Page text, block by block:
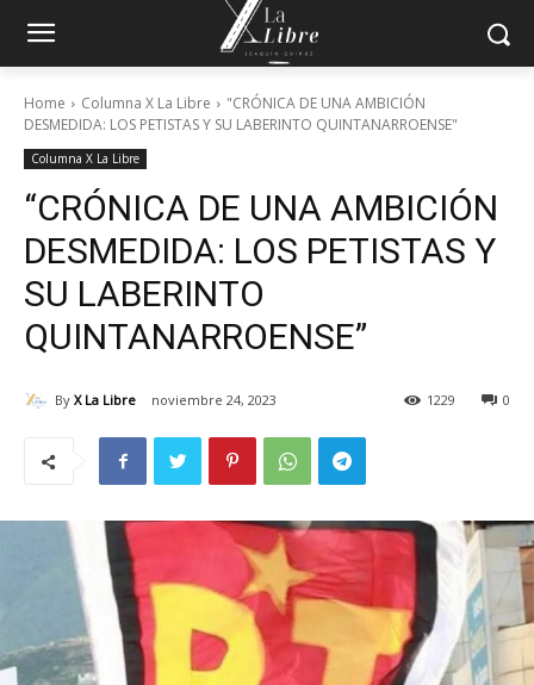
Home Columna X La Libre
"CRÓNICA DE UNA AMBICIÓN
DESMEDIDA: LOS PETISTAS Y SU LABERINTO QUINTANARROENSE"
Columna X La Libre
“CRÓNICA DE UNA AMBICIÓN
DESMEDIDA: LOS PETISTAS Y
SU LABERINTO
QUINTANARROENSE”
By X La Libre noviembre 24, 2023 0
1229